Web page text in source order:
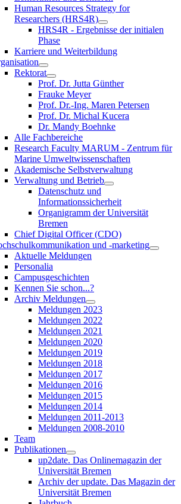
Human Resources Strategy for
Researchers (HRS4R)
HRS4R - Ergebnisse der initialen
Phase
Karriere und Weiterbildung
Rektorat
Prof. Dr. Jutta Günther
Frauke Meyer
Prof. Dr.-Ing. Maren Petersen
Prof. Dr. Michal Kucera
Dr. Mandy Boehnke
Alle Fachbereiche
Research Faculty MARUM - Zentrum für
Marine Umweltwissenschaften
Akademische Selbstverwaltung
Verwaltung und Betrieb
Datenschutz und
Informationssicherheit
Organigramm der Universität
Bremen
Chief Digital Officer (CDO)
und -marketing
Aktuelle Meldungen
Personalia
Campusgeschichten
Kennen Sie schon...?
Archiv Meldungen
Meldungen 2023
Meldungen 2022
Meldungen 2021
Meldungen 2020
Meldungen 2019
Meldungen 2018
Meldungen 2017
Meldungen 2016
Meldungen 2015
Meldungen 2014
Meldungen 2011-2013
Meldungen 2008-2010
Team
Publikationen
up2date. Das Onlinemagazin der
Universität Bremen
Archiv der update. Das Magazin der
Universität Bremen